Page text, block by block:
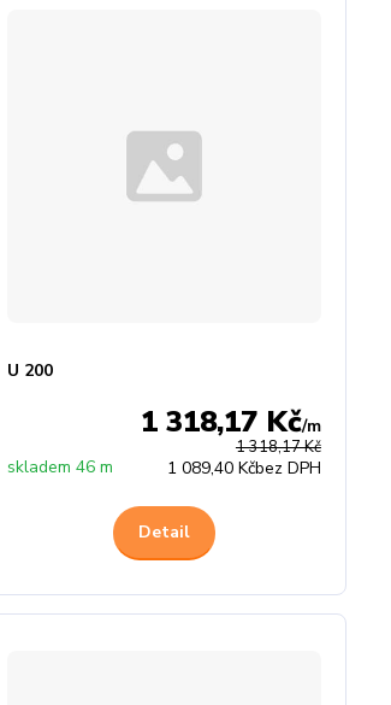
U 200
1 318,17 Kč
1 318,17 Kč/m
1 089,40 Kčbez DPH
skladem 46 m
Detail